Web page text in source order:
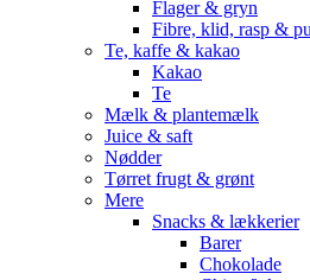
Flager & gryn
Fibre, klid, rasp &
Te, kaffe & kakao
Kakao
Te
Mælk & plantemælk
Juice & saft
Nødder
Tørret frugt & grønt
Mere
Snacks & lækkerier
Barer
Chokolade